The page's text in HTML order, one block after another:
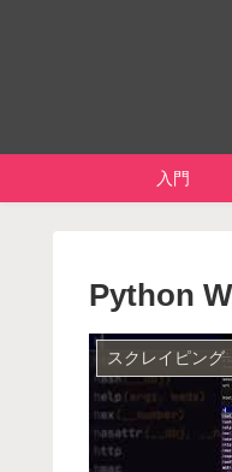
入門
Python
スクレイピング